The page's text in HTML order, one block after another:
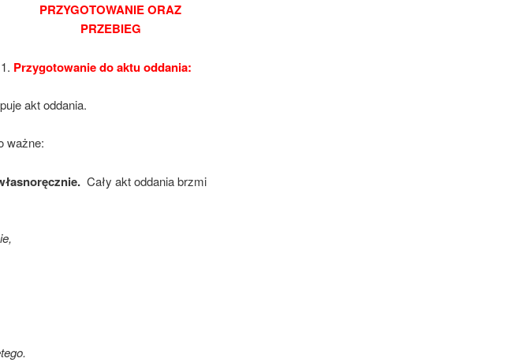
PRZYGOTOWANIE ORAZ
PRZEBIEG
Przygotowanie do aktu oddania:
akt oddania.
ważne:
Cały akt oddania brzmi